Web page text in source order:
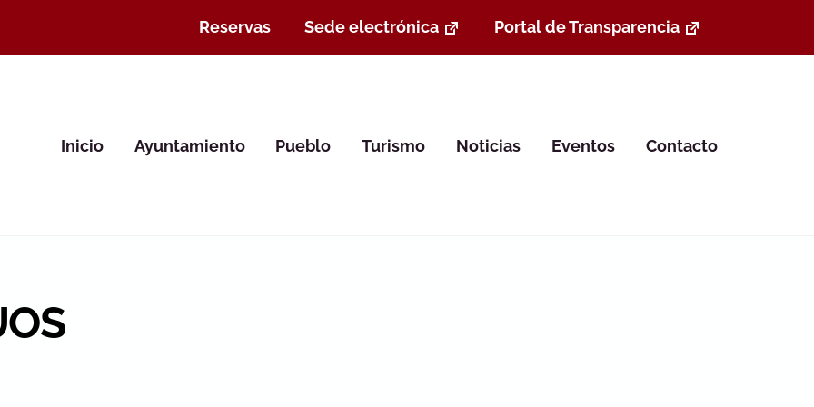
Reservas Sede electrónica Portal de Transparencia
Inicio Ayuntamiento Pueblo Turismo Noticias Eventos Contacto